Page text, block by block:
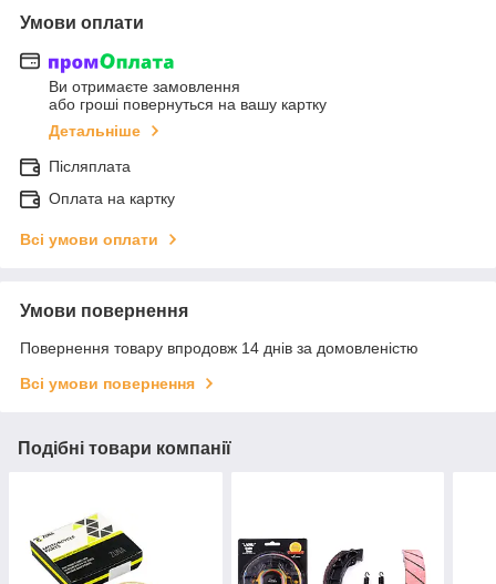
Умови оплати
Ви отримаєте замовлення
або гроші повернуться на вашу картку
Детальніше
Післяплата
Оплата на картку
Всі умови оплати
Умови повернення
Повернення товару впродовж 14 днів за домовленістю
Всі умови повернення
Подібні товари компанії